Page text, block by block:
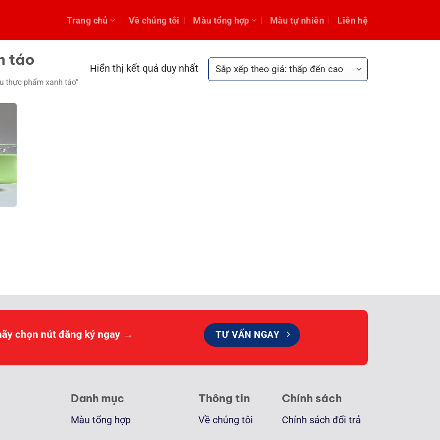
Trang chủ Về chúng tôi Màu tổng hợp Màu tự nhiên Liên hệ
táo
thực phẩm xanh táo”
Hiển thị kết quả duy nhất
chọn nút đăng ký ngay → TƯ VẤN NGAY
Danh mục
Màu tổng hợp
Thông tin
Về chúng tôi
Chính sách
Chính sách đổi trả